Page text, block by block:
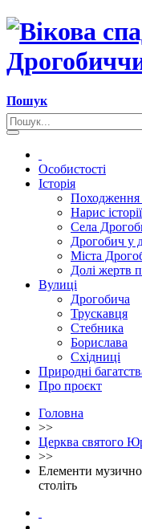
Пошук
Особистості
Історія
Походження
Нарис
Села
Дрогобич у
Міста
Долі жертв
Вулиці
Дрогобича
Трускавця
Стебника
Борислава
Східниці
Природні
Про проєкт
Головна
>>
Церква святого
>>
Елементи
століть